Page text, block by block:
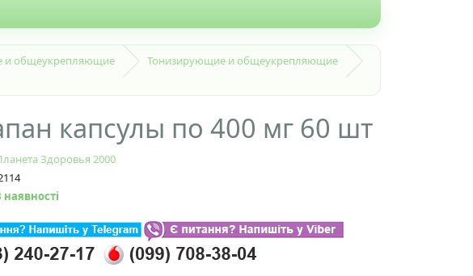
и общеукрепляющие
Тонизирующие и общеукрепляющие
капсулы по 400 мг 60 шт
Здоровья 2000
наявності